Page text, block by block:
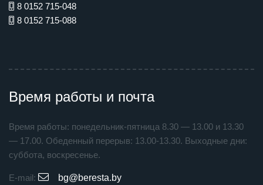
8 0152 715-048
8 0152 715-088
Время работы и почта
Время работы: понедельник-пятница 8.30 — 13.00 и 13.30
— 17.00. Обеденный перерыв: 13.00-13.30. Выходные дни:
суббота, воскресенье.
E-mail: bg@beresta.by